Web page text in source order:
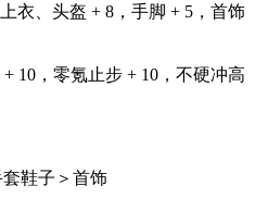
衣、头盔 + 8，手脚 + 5，首饰
10，零氪止步 + 10，不硬冲高
鞋子＞首饰